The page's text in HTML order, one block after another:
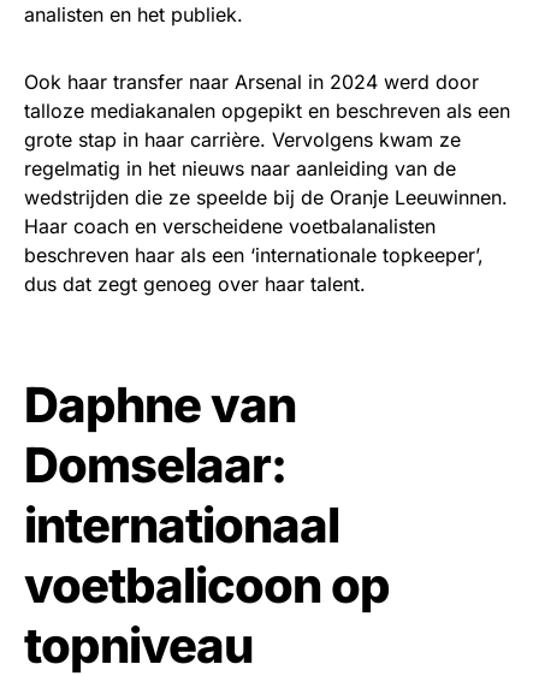
analisten en het publiek.
Ook haar transfer naar Arsenal in 2024 werd door
talloze mediakanalen opgepikt en beschreven als een
grote stap in haar carrière. Vervolgens kwam ze
regelmatig in het nieuws naar aanleiding van de
wedstrijden die ze speelde bij de Oranje Leeuwinnen.
Haar coach en verscheidene voetbalanalisten
beschreven haar als een ‘internationale topkeeper’,
dus dat zegt genoeg over haar talent.
Daphne van
Domselaar:
internationaal
voetbalicoon op
topniveau